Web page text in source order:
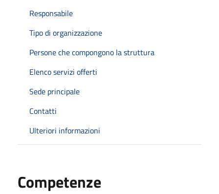
Responsabile
Tipo di organizzazione
Persone che compongono la struttura
Elenco servizi offerti
Sede principale
Contatti
Ulteriori informazioni
Competenze